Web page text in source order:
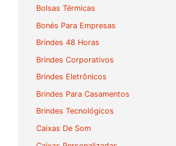
Bolsas Térmicas
Bonés Para Empresas
Brindes 48 Horas
Brindes Corporativos
Brindes Eletrônicos
Brindes Para Casamentos
Brindes Tecnológicos
Caixas De Som